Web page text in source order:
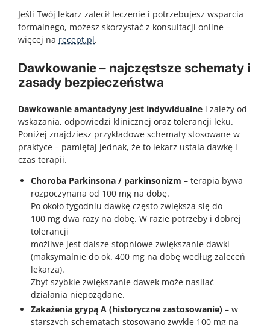
Jeśli Twój lekarz zalecił leczenie i potrzebujesz wsparcia
formalnego, możesz skorzystać z konsultacji online –
więcej na recept.pl.
Dawkowanie – najczęstsze schematy i
zasady bezpieczeństwa
Dawkowanie amantadyny jest indywidualne i zależy od
wskazania, odpowiedzi klinicznej oraz tolerancji leku.
Poniżej znajdziesz przykładowe schematy stosowane w
praktyce – pamiętaj jednak, że to lekarz ustala dawkę i
czas terapii.
Choroba Parkinsona / parkinsonizm – terapia bywa
rozpoczynana od 100 mg na dobę.
Po około tygodniu dawkę często zwiększa się do
100 mg dwa razy na dobę. W razie potrzeby i dobrej
tolerancji
możliwe jest dalsze stopniowe zwiększanie dawki
(maksymalnie do ok. 400 mg na dobę według zaleceń
lekarza).
Zbyt szybkie zwiększanie dawek może nasilać
działania niepożądane.
Zakażenia grypą A (historyczne zastosowanie) – w
starszych schematach stosowano zwykle 100 mg na